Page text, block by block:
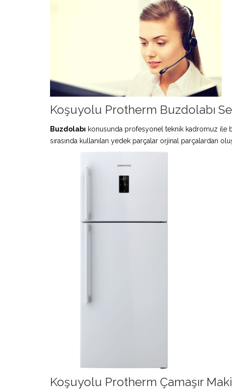
Koşuyolu Protherm Buzdolabı
Buzdolabı konusunda profesyonel teknik kadromuz ile
sırasında kullanılan yedek parçalar orjinal parçalardan
Koşuyolu Protherm Çamaşır